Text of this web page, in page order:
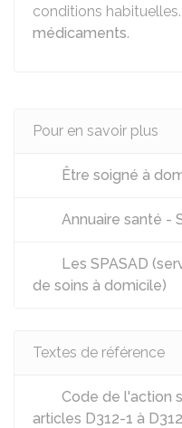
conditions
médicaments.
Pour en savoir plus
Être soigné à
Annuaire santé -
Les SPASAD
de soins à domicile)
Textes de référence
Code de l'action
articles D312-1 à